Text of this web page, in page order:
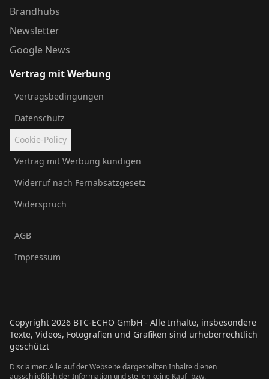
Brandhubs
Newsletter
Google News
Vertrag mit Werbung
Vertragsbedingungen
Datenschutz
Cookie-Policy
Vertrag mit Werbung kündigen
Widerruf nach Fernabsatzgesetz
Widerspruch
AGB
Impressum
Copyright 2026 BTC-ECHO GmbH - Alle Inhalte, insbesondere
Texte, Videos, Fotografien und Grafiken sind urheberrechtlich
geschützt
Disclaimer: Alle auf der Webseite dargestellten Inhalte dienen
ausschließlich der Information und stellen keine Kauf- bzw.